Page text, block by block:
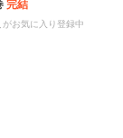
完結
がお気に入り登録中